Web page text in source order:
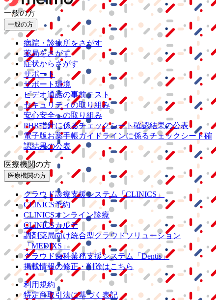
一般の方
一般の方
病院・診療所をさがす
薬局をさがす
症状からさがす
サポート
サポート環境
ビデオ通話の事前テスト
セキュリティの取り組み
安心安全への取り組み
PHR指針に係るチェックシート確認結果の公表
電子版お薬手帳ガイドラインに係るチェックシート確
認結果の公表
医療機関の方
医療機関の方
クラウド診療支援システム
「CLINICS」
CLINICS予約
CLINICSオンライン診療
CLINICSカルテ
調剤薬局向け統合型クラウドソリューション
「MEDIXS」
クラウド歯科業務支援システム
「Dentis」
掲載情報の修正・削除はこちら
利用規約
特定商取引法に基づく表記